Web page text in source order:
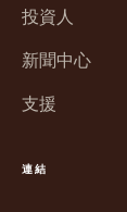
投資人
新聞中心
支援
連結